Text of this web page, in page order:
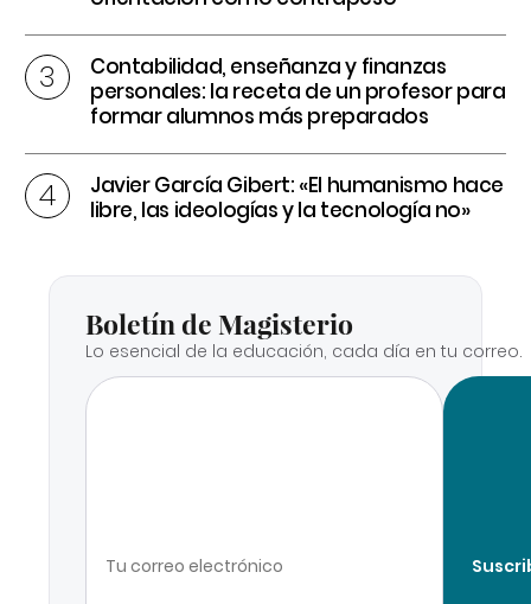
Contabilidad, enseñanza y finanzas
personales: la receta de un profesor para
formar alumnos más preparados
Javier García Gibert: «El humanismo hace
libre, las ideologías y la tecnología no»
Boletín de Magisterio
Lo esencial de la educación, cada día en tu correo.